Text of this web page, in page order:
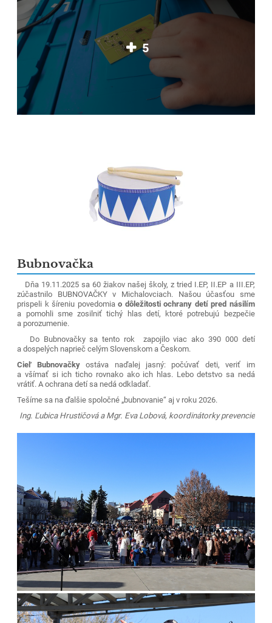
5
Bubnovačka
Dňa 19.11.2025 sa 60 žiakov našej školy, z tried I.EP, II.EP a III.EP,
zúčastnilo BUBNOVAČKY v Michalovciach. Našou účasťou sme
prispeli k šíreniu povedomiao dôležitosti ochrany detí pred násilím
a pomohli sme zosilniť tichý hlas detí, ktoré potrebujú bezpečie
a porozumenie.
Do Bubnovačky sa tento rok zapojiloviac ako 390 000 detí
a dospelých naprieč celým Slovenskom a Českom.
Cieľ Bubnovačkyostáva naďalej jasný: počúvať deti, veriť im
a všímať si ich ticho rovnako ako ich hlas. Lebo detstvo sa nedá
vrátiť. A ochrana detí sa nedá odkladať.
Tešíme sa na ďalšie spoločné „bubnovanie“ aj v roku 2026.
Ing. Ľubica Hrustičová a Mgr. Eva Lobová, koordinátorky prevencie